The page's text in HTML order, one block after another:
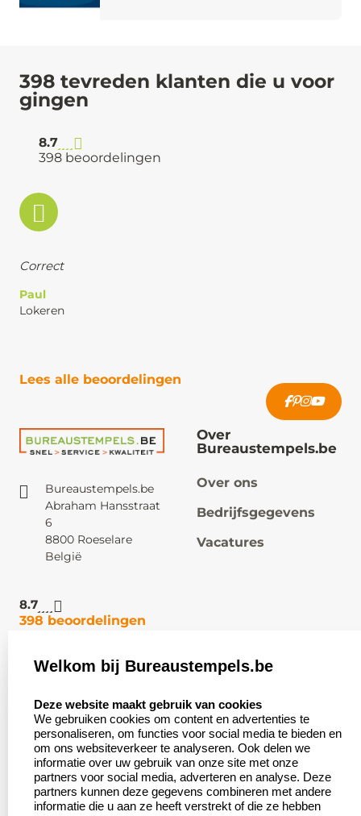
398 tevreden klanten die u voor
gingen
8.7
398 beoordelingen
Correct
Paul
Lokeren
Lees alle beoordelingen
Bureaustempels.be
Abraham Hansstraat
6
8800 Roeselare
België
8.7
398 beoordelingen
Over
Bureaustempels.be
Over ons
Bedrijfsgegevens
Vacatures
Klantenservice:
Contact
Veel gestelde vragen
Retourneren
Herroepingsrecht
Zakelijk:
Aanvraag op maat
Wederverkoper
worden
Betaling &
Verzending
Welkom bij Bureaustempels.be
Deze website maakt gebruik van cookies
We gebruiken cookies om content en advertenties te
personaliseren, om functies voor social media te bieden en
om ons websiteverkeer te analyseren. Ook delen we
informatie over uw gebruik van onze site met onze
partners voor social media, adverteren en analyse. Deze
partners kunnen deze gegevens combineren met andere
informatie die u aan ze heeft verstrekt of die ze hebben